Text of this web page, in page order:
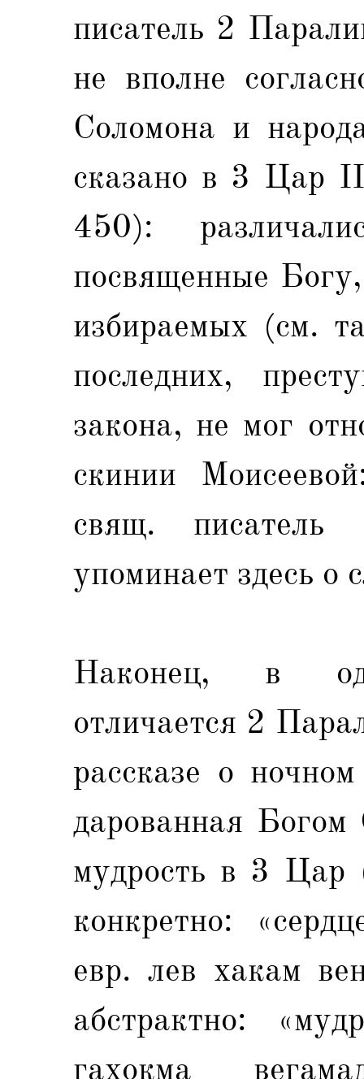
писатель 2
не вполне
Соломона и
сказано в 3 Цар
450):
посвященные
избираемых (см.
последних,
закона, не мог
скинии
свящ.
упоминает здесь о
Наконец, в
отличается 2
рассказе о
дарованная Богом
мудрость в 3 Цар
конкретно:
евр. лев хакам
абстрактно:
гахокма